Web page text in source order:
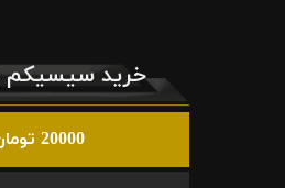
خرید سیسیکم
20000 تومان